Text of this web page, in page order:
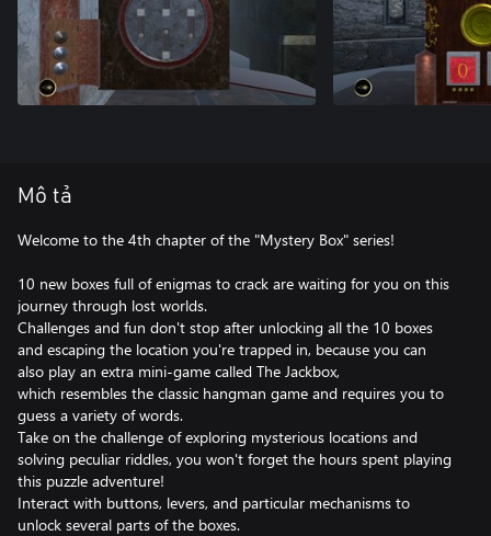
Mô tả
Welcome to the 4th chapter of the "Mystery Box" series!
10 new boxes full of enigmas to crack are waiting for you on this
journey through lost worlds.
Challenges and fun don't stop after unlocking all the 10 boxes
and escaping the location you're trapped in, because you can
also play an extra mini-game called The Jackbox,
which resembles the classic hangman game and requires you to
guess a variety of words.
Take on the challenge of exploring mysterious locations and
solving peculiar riddles, you won't forget the hours spent playing
this puzzle adventure!
Interact with buttons, levers, and particular mechanisms to
unlock several parts of the boxes.